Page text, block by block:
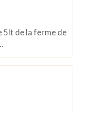
5lt de la ferme de